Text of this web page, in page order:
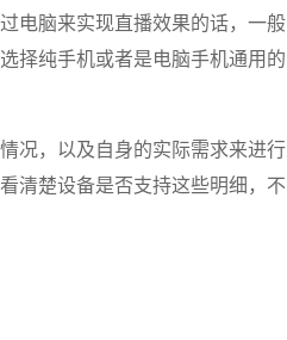
电脑来实现直播效果的话，一般
择纯手机或者是电脑手机通用的
况，以及自身的实际需求来进行
清楚设备是否支持这些明细，不